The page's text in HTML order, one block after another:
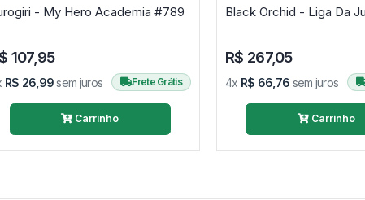
Kurogiri - My Hero Academia #789
107,95
R$ 26,99sem juros Frete Grátis
Carrinho
R$ 267,05
4x R$ 66,76 sem juros
Carrinho